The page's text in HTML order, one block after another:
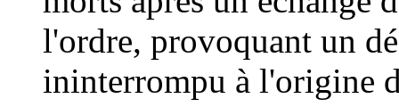
l'ordre, provoquant un
ininterrompu à l'origine